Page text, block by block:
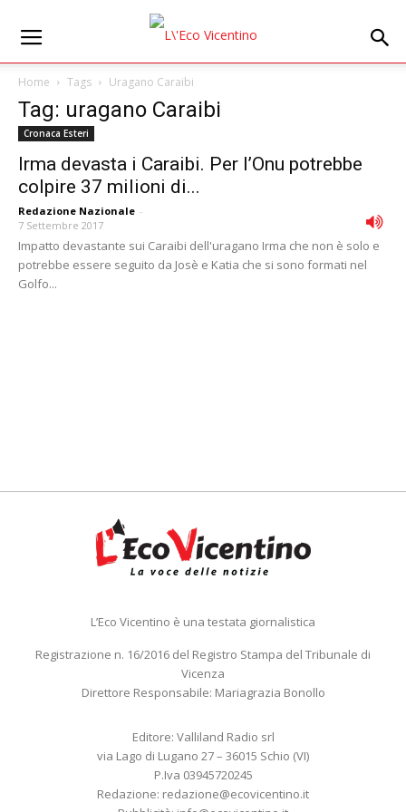
Home Tags Uragano Caraibi
Tag: uragano Caraibi
Cronaca Esteri
Irma devasta i Caraibi. Per l’Onu potrebbe
colpire 37 milioni di...
Redazione Nazionale -
7 Settembre 2017
Impatto devastante sui Caraibi dell'uragano Irma che non è solo e
potrebbe essere seguito da Josè e Katia che si sono formati nel
Golfo...
L’Eco Vicentino è una testata giornalistica
Registrazione n. 16/2016 del Registro Stampa del Tribunale di
Vicenza
Direttore Responsabile: Mariagrazia Bonollo
Editore: Valliland Radio srl
via Lago di Lugano 27 – 36015 Schio (VI)
P.Iva 03945720245
Redazione: redazione@ecovicentino.it